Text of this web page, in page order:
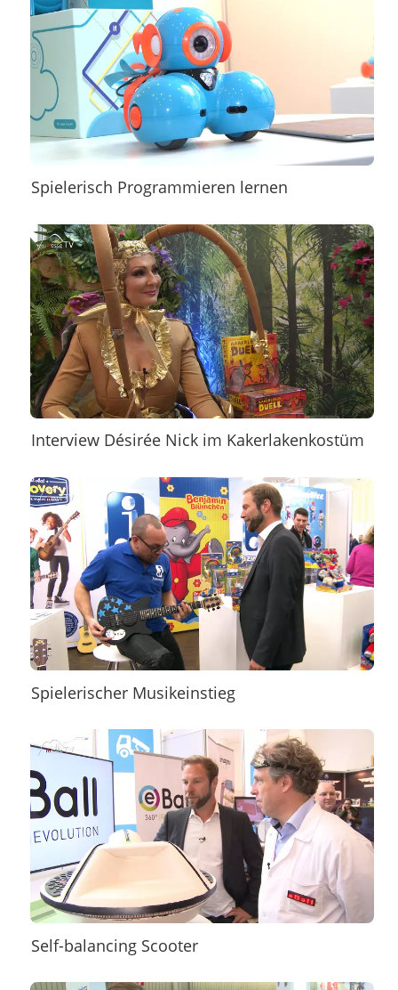
Spielerisch Programmieren lernen
Interview Désirée Nick im Kakerlakenkostüm
Spielerischer Musikeinstieg
Self-balancing Scooter